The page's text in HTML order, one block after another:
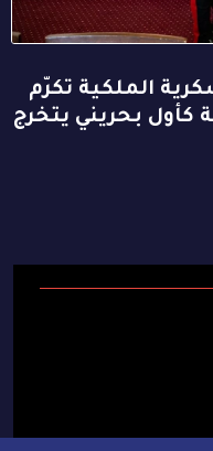
الملكية تكرّم
بحريني يتخرج